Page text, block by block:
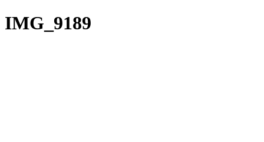
IMG_9189